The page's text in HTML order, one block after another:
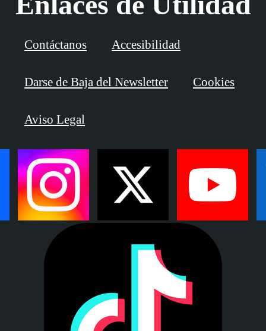
Contáctanos Accesibilidad
Darse de Baja del Newsletter Cookies
Aviso Legal